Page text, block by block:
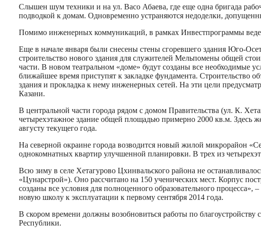
Слышен шум техники и на ул. Васо Абаева, где еще одна бригада
подводкой к домам. Одновременно устраняются недоделки,
Помимо инженерных коммуникаций, в рамках Инвестпрограммы
Еще в начале января были снесены стены сгоревшего здания Юго-
строительство нового здания для служителей Мельпомены общей
части. В новом театральном «доме» будут созданы все необходимые
ближайшее время приступят к закладке фундамента. Строительство
здания и прокладка к нему инженерных сетей. На эти цели
Казани.
В центральной части города рядом с домом Правительства (ул. К.
четырехэтажное здание общей площадью примерно 2000 кв.м. Здесь
августу текущего года.
На северной окраине города возводится новый жилой микрорайон
однокомнатных квартир улучшенной планировки. В трех из
Всю зиму в селе Хетагурово Цхинвальского района не
«Цунарстрой»). Оно рассчитано на 150 ученических мест. Корпус
созданы все условия для полноценного образовательного
новую школу к эксплуатации к первому сентября 2014 года.
В скором времени должны возобновиться работы по
Республики.